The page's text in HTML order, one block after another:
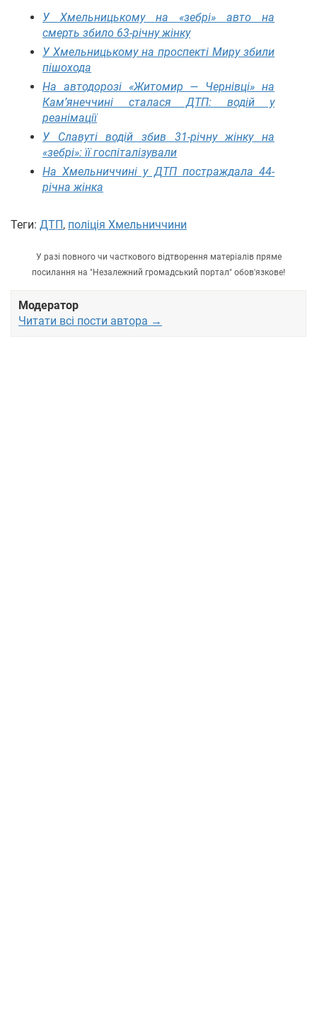
У Хмельницькому на «зебрі» авто на
смерть збило 63-річну жінку
У Хмельницькому на проспекті Миру збили
пішохода
На автодорозі «Житомир — Чернівці» на
Кам’янеччині сталася ДТП: водій у
реанімації
У Славуті водій збив 31-річну жінку на
«зебрі»: її госпіталізували
На Хмельниччині у ДТП постраждала 44-
річна жінка
Теги: ДТП, поліція Хмельниччини
У разі повного чи часткового відтворення матеріалів пряме
посилання на "Незалежний громадський портал" обов'язкове!
Модератор
Читати всі пости автора →